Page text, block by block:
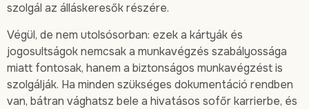
szolgál az álláskeresők részére.
Végül, de nem utolsósorban: ezek a kártyák és
jogosultságok nemcsak a munkavégzés szabályossága
miatt fontosak, hanem a biztonságos munkavégzést is
szolgálják. Ha minden szükséges dokumentáció rendben
van, bátran vághatsz bele a hivatásos sofőr karrierbe, és